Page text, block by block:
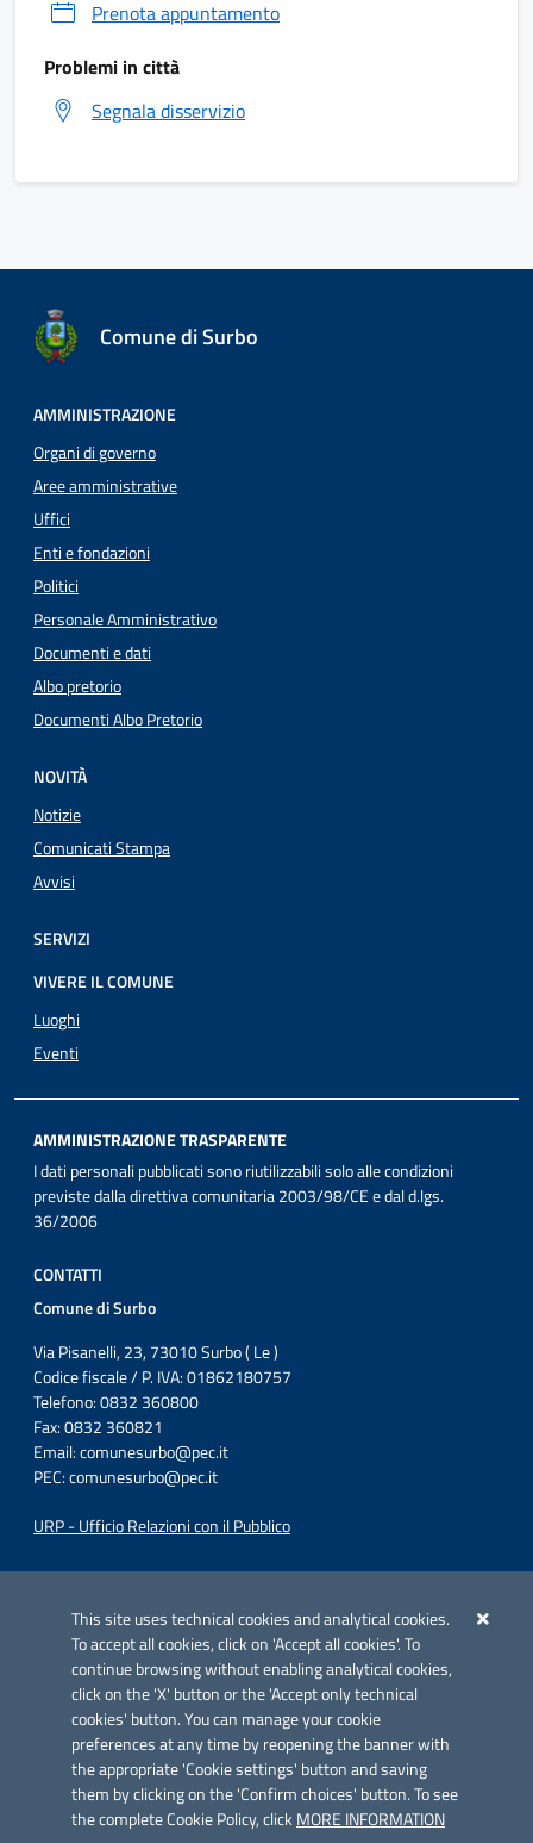
This site uses technical cookies and analytical cookies.
To accept all cookies, click on 'Accept all cookies'. To
continue browsing without enabling analytical cookies,
click on the 'X' button or the 'Accept only technical
cookies' button. You can manage your cookie
preferences at any time by reopening the banner with
the appropriate 'Cookie settings' button and saving
them by clicking on the 'Confirm choices' button. To see
the complete Cookie Policy, clickMORE INFORMATION
Prenota appuntamento
Problemi in città
Segnala disservizio
Comune di Surbo
AMMINISTRAZIONE
Organi di governo
Aree amministrative
Uffici
Enti e fondazioni
Politici
Personale Amministrativo
Documenti e dati
Albo pretorio
Documenti Albo Pretorio
NOVITÀ
Notizie
Comunicati Stampa
Avvisi
SERVIZI
VIVERE IL COMUNE
Luoghi
Eventi
AMMINISTRAZIONE TRASPARENTE
I dati personali pubblicati sono riutilizzabili solo alle condizioni
previste dalla direttiva comunitaria 2003/98/CE e dal d.lgs.
36/2006
CONTATTI
Comune di Surbo
Via Pisanelli, 23, 73010 Surbo ( Le )
Codice fiscale / P. IVA: 01862180757
Telefono: 0832 360800
Fax: 0832 360821
Email:comunesurbo@pec.it
PEC:comunesurbo@pec.it
URP - Ufficio Relazioni con il Pubblico
Azione 2.3.
Link utili
Informativa privacy